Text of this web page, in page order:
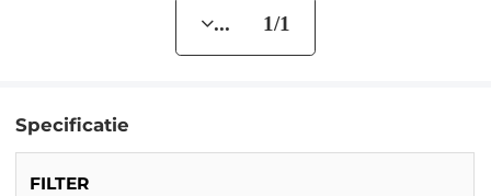
... 1/1
Specificatie
FILTER